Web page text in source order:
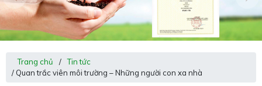
Trang chủ /
Tin tức
/ Quan trắc viên môi trường – Những người con xa nhà